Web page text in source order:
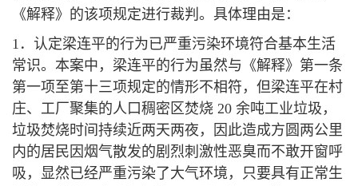
《解释》的该项规定进行裁判。具体理由是：
1．认定梁连平的行为已严重污染环境符合基本生活
常识。本案中，梁连平的行为虽然与《解释》第一条
第一项至第十三项规定的情形不相符，但梁连平在村
庄、工厂聚集的人口稠密区焚烧 20 余吨工业垃圾，
垃圾焚烧时间持续近两天两夜，因此造成方圆两公里
内的居民因烟气散发的剧烈刺激性恶臭而不敢开窗呼
吸，显然已经严重污染了大气环境，只要具有正常生